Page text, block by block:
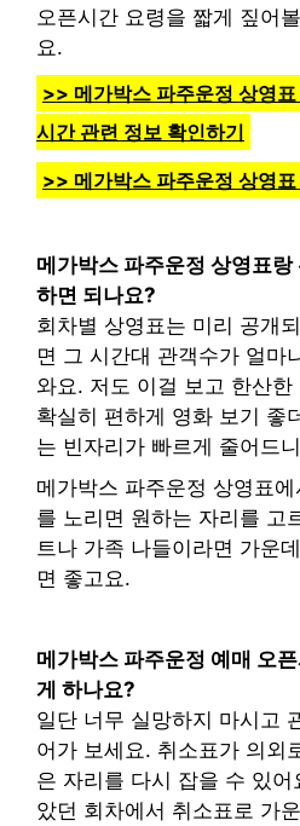
오픈시간 요령을 짧게 짚어
요.
>> 메가박스 파주운정 상영
시간 관련 정보 확인하기
>> 메가박스 파주운정 상영표
메가박스 파주운정 상영표랑
하면 되나요?
회차별 상영표는 미리 공개
면 그 시간대 관객수가 얼마
와요. 저도 이걸 보고 한산
확실히 편하게 영화 보기 좋
는 빈자리가 빠르게 줄어드
메가박스 파주운정 상영표
를 노리면 원하는 자리를 고
트나 가족 나들이라면 가운
면 좋고요.
메가박스 파주운정 예매 오
게 하나요?
일단 너무 실망하지 마시고
어가 보세요. 취소표가 의외
은 자리를 다시 잡을 수 있
았던 회차에서 취소표로 가